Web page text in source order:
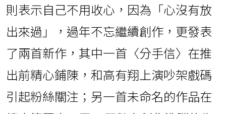
則表示自己不用收心，因為「心沒有放
出來過」，過年不忘繼續創作，更發表
了兩首新作，其中一首〈分手信〉在推
出前精心鋪陳，和高有翔上演吵架戲碼
引起粉絲關注；另一首未命名的作品在